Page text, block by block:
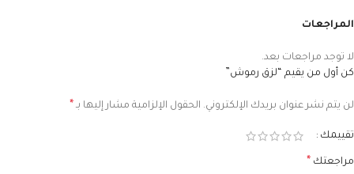
المراجعات
لا توجد مراجعات بعد.
كن أول من يقيم “لزق رموش”
لن يتم نشر عنوان بريدك الإلكتروني. الحقول الإلزامية مشار إليها بـ *
تقييمك
مراجعتك *